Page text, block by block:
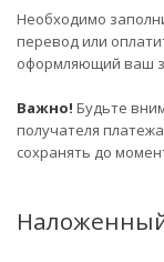
Необходимо
перевод или
оформляющий ваш
Важно! Будьте
получателя
сохранять до